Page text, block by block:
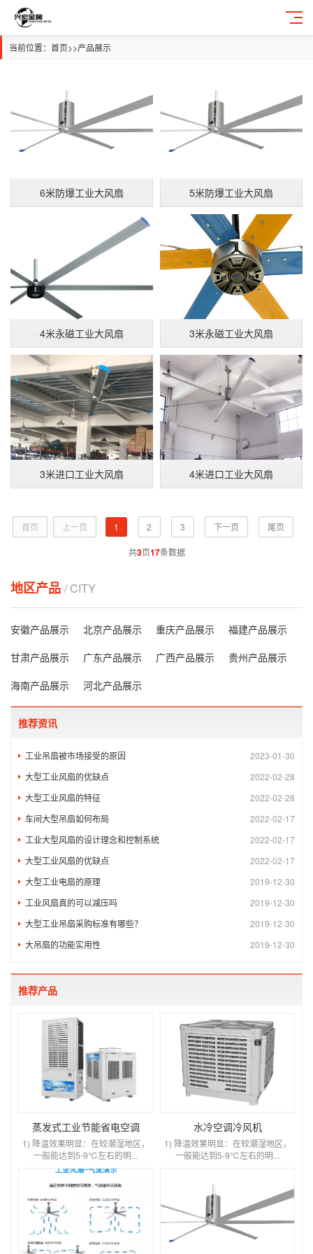
当前位置： 首页>>产品展示
6米防爆工业大风扇 5米防爆工业大风扇
4米永磁工业大风扇 3米永磁工业大风扇
3米进口工业大风扇 4米进口工业大风扇
首页 上一页 1 2 3 下一页 尾页
共3页17条数据
地区产品 / CITY
安徽产品展示 北京产品展示 重庆产品展示
福建产品展示
甘肃产品展示
广东产品展示 广西产品展示
贵州产品展示
海南产品展示
河北产品展示
推荐资讯
2023-01-30
工业吊扇被市场接受的原因
2022-02-28
大型工业风扇的优缺点
2022-02-28
大型工业风扇的特征
2022-02-17
车间大型吊扇如何布局
2022-02-17
工业大型风扇的设计理念和控制系统
2022-02-17
大型工业风扇的优缺点
2019-12-30
大型工业电扇的原理
2019-12-30
工业风扇真的可以减压吗
2019-12-30
大型工业吊扇采购标准有哪些？
2019-12-30
大吊扇的功能实用性
推荐产品
蒸发式工业节能省电空调
1) 降温效果明显：在较潮湿地区，
一般能达到5-9℃左右的明...
水冷空调冷风机
1) 降温效果明显：在较潮湿地区，
一般能达到5-9℃左右的明...